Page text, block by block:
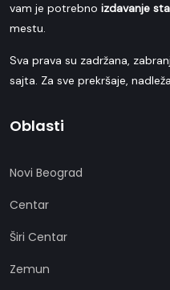
vam je potrebno izdavanje
mestu.
Sva prava su zadržana,
sajta. Za sve prekršaje,
Oblasti
Novi Beograd
Centar
Širi Centar
Zemun